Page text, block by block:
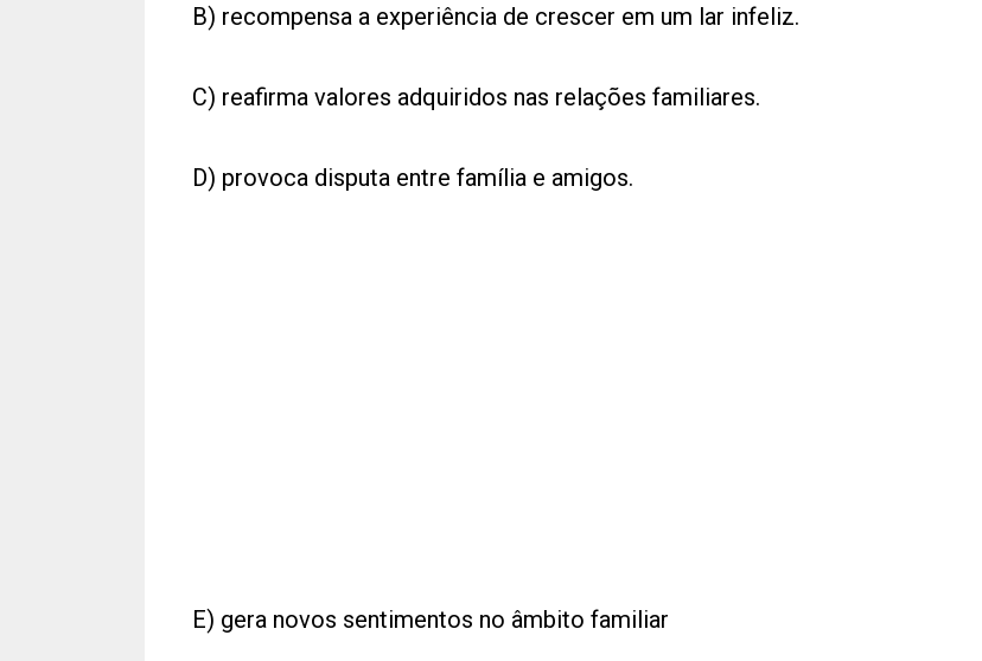
B) recompensa a experiência de crescer em um lar infeliz.
C) reafirma valores adquiridos nas relações familiares.
D) provoca disputa entre família e amigos.
E) gera novos sentimentos no âmbito familiar